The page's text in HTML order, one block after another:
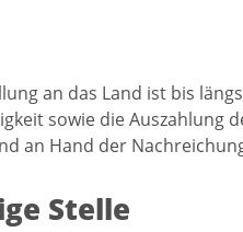
an das Land ist bis
sowie die Auszahlung
an Hand der
Stelle